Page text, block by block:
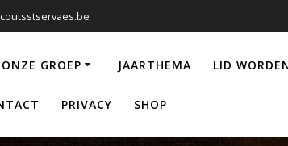
ONZE GROEP JAARTHEMA LID
PRIVACY SHOP